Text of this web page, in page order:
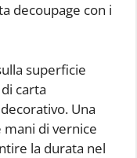
decoupage con i
superficie
carta
Una
mani di vernice
la durata nel